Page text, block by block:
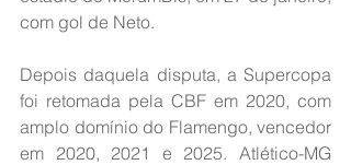
com gol de Neto.
Depois daquela disputa, a Supercopa
foi retomada pela CBF em 2020, com
amplo domínio do Flamengo, vencedor
em 2020, 2021 e 2025. Atlético-MG